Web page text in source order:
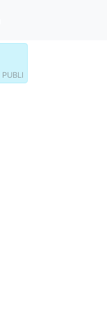
PUBLI